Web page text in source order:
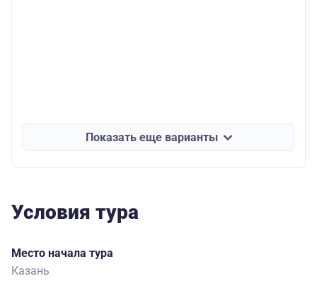
Показать еще варианты
Условия тура
Место начала тура
Казань